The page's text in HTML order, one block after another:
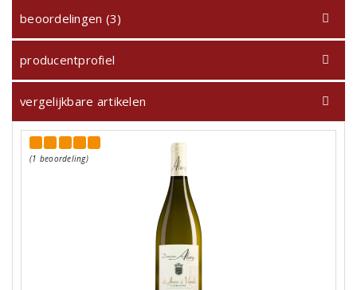
beoordelingen (3)
producentprofiel
vergelijkbare artikelen
(1 beoordeling)